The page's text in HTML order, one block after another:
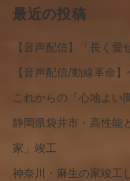
最近の投稿
【音声配信】「長く愛
【音声配信/動線革命
これからの「心地よい
静岡県袋井市・高性能
家」竣工
神奈川・麻生の家竣工